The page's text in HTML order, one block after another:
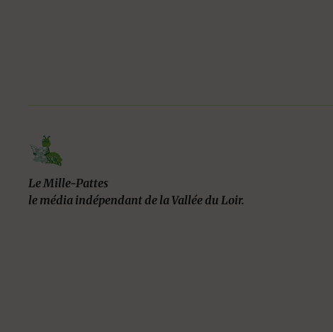
Le Mille-Pattes
le média indépendant de la Vallée du Loir.